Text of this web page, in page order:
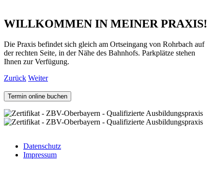
WILLKOMMEN IN MEINER PRAXIS!
Die Praxis befindet sich gleich am Ortseingang von Rohrbach auf
der rechten Seite, in der Nähe des Bahnhofs. Parkplätze stehen
Ihnen zur Verfügung.
Zurück Weiter
Termin online buchen
Fußzeilenmenü
Datenschutz
Impressum